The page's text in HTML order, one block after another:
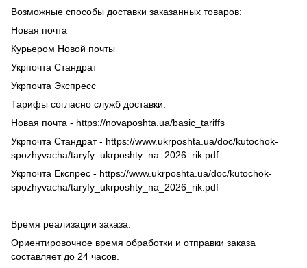
Возможные способы доставки заказанных товаров:
Новая почта
Курьером Новой почты
Укрпочта Стандрат
Укрпочта Экспресс
Тарифы согласно служб доставки:
Новая почта - https://novaposhta.ua/basic_tariffs
Укрпочта Стандрат - https://www.ukrposhta.ua/doc/kutochok-
spozhyvacha/taryfy_ukrposhty_na_2026_rik.pdf
Укрпочта Експрес - https://www.ukrposhta.ua/doc/kutochok-
spozhyvacha/taryfy_ukrposhty_na_2026_rik.pdf
Время реализации заказа:
Ориентировочное время обработки и отправки заказа
составляет до 24 часов.